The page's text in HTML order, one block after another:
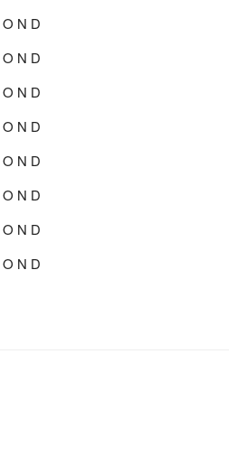
O N D
O N D
O N D
O N D
O N D
O N D
O N D
O N D